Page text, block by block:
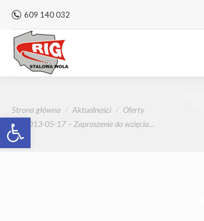
Otwórz pasek narzędzi
609 140 032
Jesteś tutaj:
Strona główna Aktualności
Oferty
2013-05-17 – Zaproszenie do wzięcia…